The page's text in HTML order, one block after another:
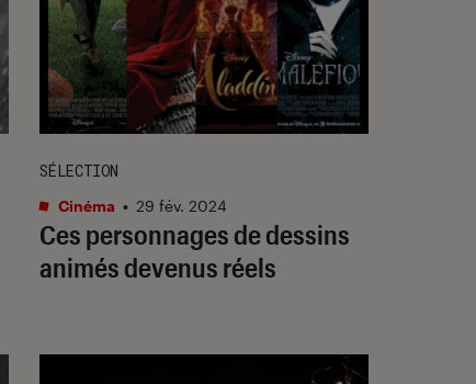
Ces personnages de dessins
animés devenus réels
SÉLECTION
Cinéma • 29 fév. 2024